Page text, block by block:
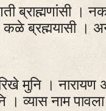
ब्राह्मणांसी ।
कळे ब्रह्मयासी ।
मुनि ।
। व्यास नाम